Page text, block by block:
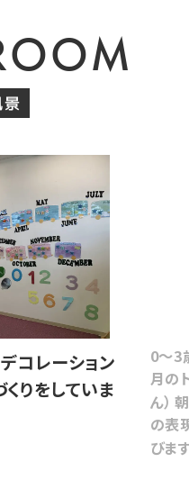
コレーション
りをしていま
0～3
月の
ん）
の表
びま